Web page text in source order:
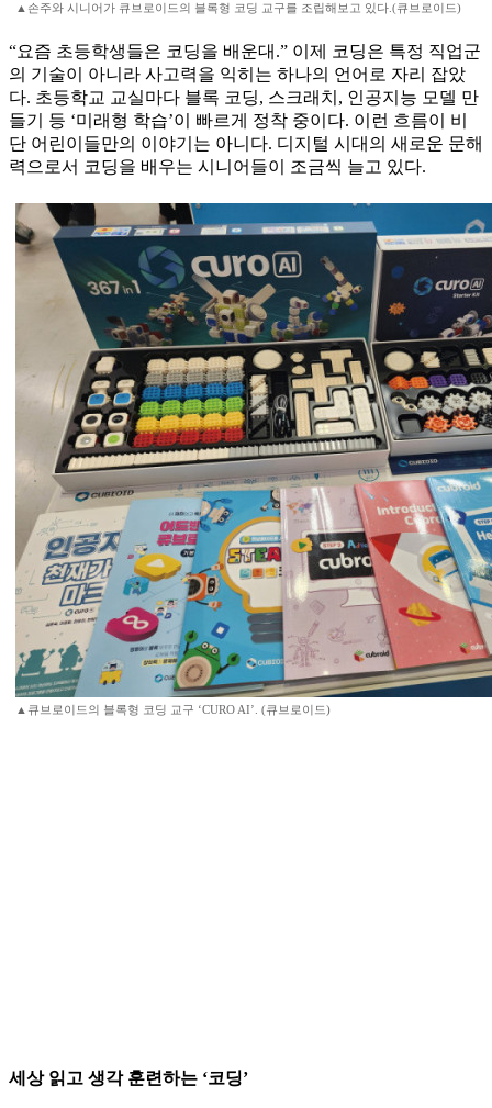
▲손주와 시니어가 큐브로이드의 블록형 코딩 교구를 조립해보고 있다.(큐브로이드)
“요즘 초등학생들은 코딩을 배운대.” 이제 코딩은 특정 직업군
의 기술이 아니라 사고력을 익히는 하나의 언어로 자리 잡았
다. 초등학교 교실마다 블록 코딩, 스크래치, 인공지능 모델 만
들기 등 ‘미래형 학습’이 빠르게 정착 중이다. 이런 흐름이 비
단 어린이들만의 이야기는 아니다. 디지털 시대의 새로운 문해
력으로서 코딩을 배우는 시니어들이 조금씩 늘고 있다.
▲큐브로이드의 블록형 코딩 교구 ‘CURO AI’. (큐브로이드)
세상 읽고 생각 훈련하는 ‘코딩’